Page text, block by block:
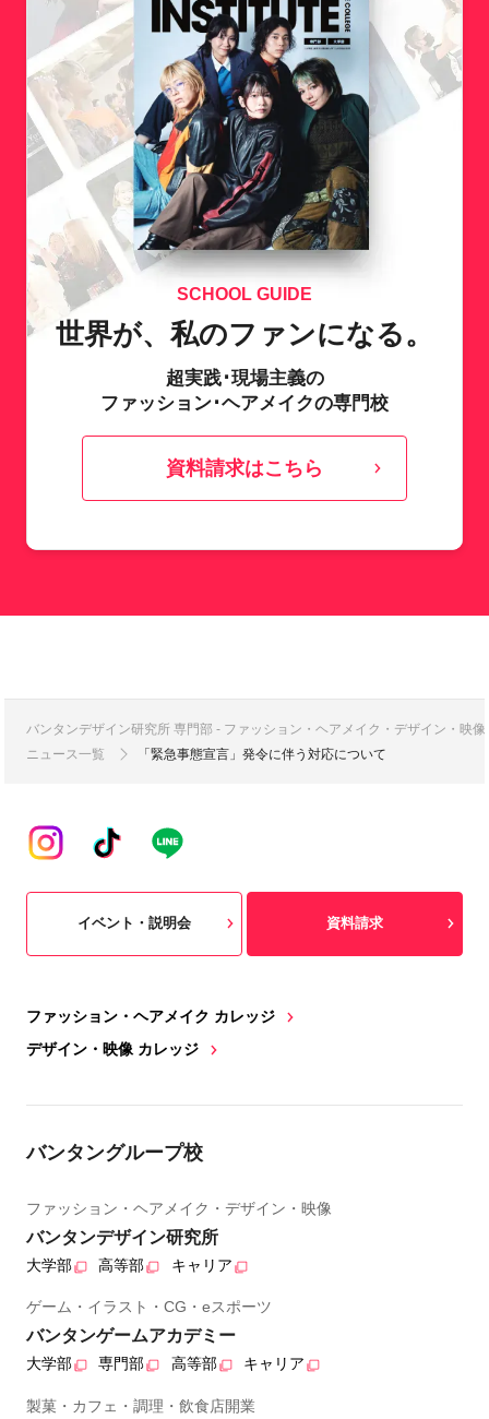
SCHOOL GUIDE
世界が、私のファンになる。
超実践･現場主義の
ファッション･ヘアメイクの専門校
資料請求はこちら
バンタンデザイン研究所 専門部 - ファッション・ヘアメイク・デザイン・映
ニュース一覧
「緊急事態宣言」発令に伴う対応について
ファッション・ヘアメイク カレッジ
デザイン・映像 カレッジ
イベント・説明会 資料請求
バンタングループ校
ファッション・ヘアメイク・デザイン・映像
バンタンデザイン研究所
大学部 高等部 キャリア
ゲーム・イラスト・CG・eスポーツ
バンタンゲームアカデミー
大学部 専門部 高等部 キャリア
製菓・カフェ・調理・飲食店開業